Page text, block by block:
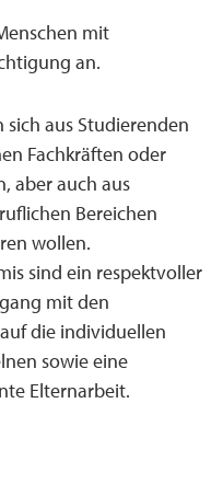
mit
an.
sich aus Studierenden
Fachkräften oder
aber auch aus
Bereichen
wollen.
sind ein respektvoller
mit den
die individuellen
sowie eine
Elternarbeit.